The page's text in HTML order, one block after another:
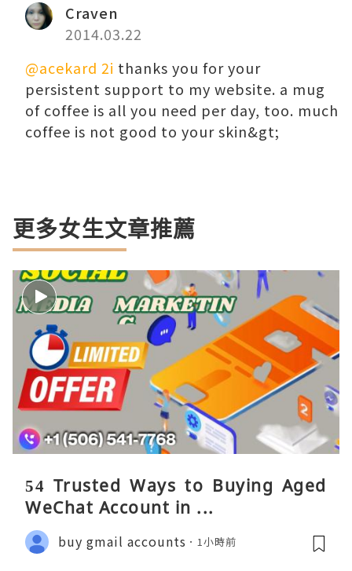
Craven
2014.03.22
@acekard 2i thanks you for your
persistent support to my website. a mug
of coffee is all you need per day, too. much
coffee is not good to your skin&gt;
更多女生文章推薦
54 Trusted Ways to Buying Aged
WeChat Account in ...
buy gmail accounts 1小時前